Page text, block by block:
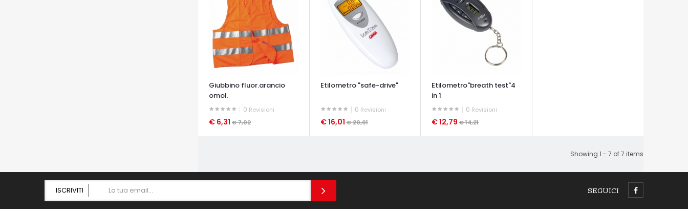
Giubbino fluor.arancio
omol.
0 Revisioni
€ 6,31 € 7,02
Etilometro "safe-drive"
0 Revisioni
€ 16,01€ 20,01
Etilometro"breath test"4
in 1
0 Revisioni
€ 12,79 € 14,21
Showing 1 - 7 of 7 items
ISCRIVITI SEGUICI